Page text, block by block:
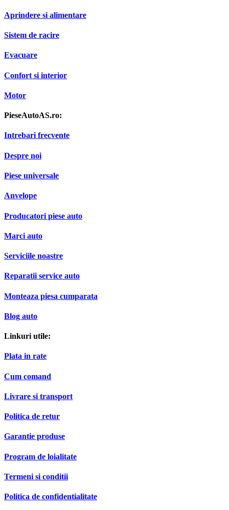
Aprindere si alimentare
Sistem de racire
Evacuare
Confort si interior
Motor
PieseAutoAS.ro:
Intrebari frecvente
Despre noi
Piese universale
Anvelope
Producatori piese auto
Marci auto
Serviciile noastre
Reparatii service auto
Monteaza piesa cumparata
Blog auto
Linkuri utile:
Plata in rate
Cum comand
Livrare si transport
Politica de retur
Garantie produse
Program de loialitate
Termeni si conditii
Politica de confidentialitate